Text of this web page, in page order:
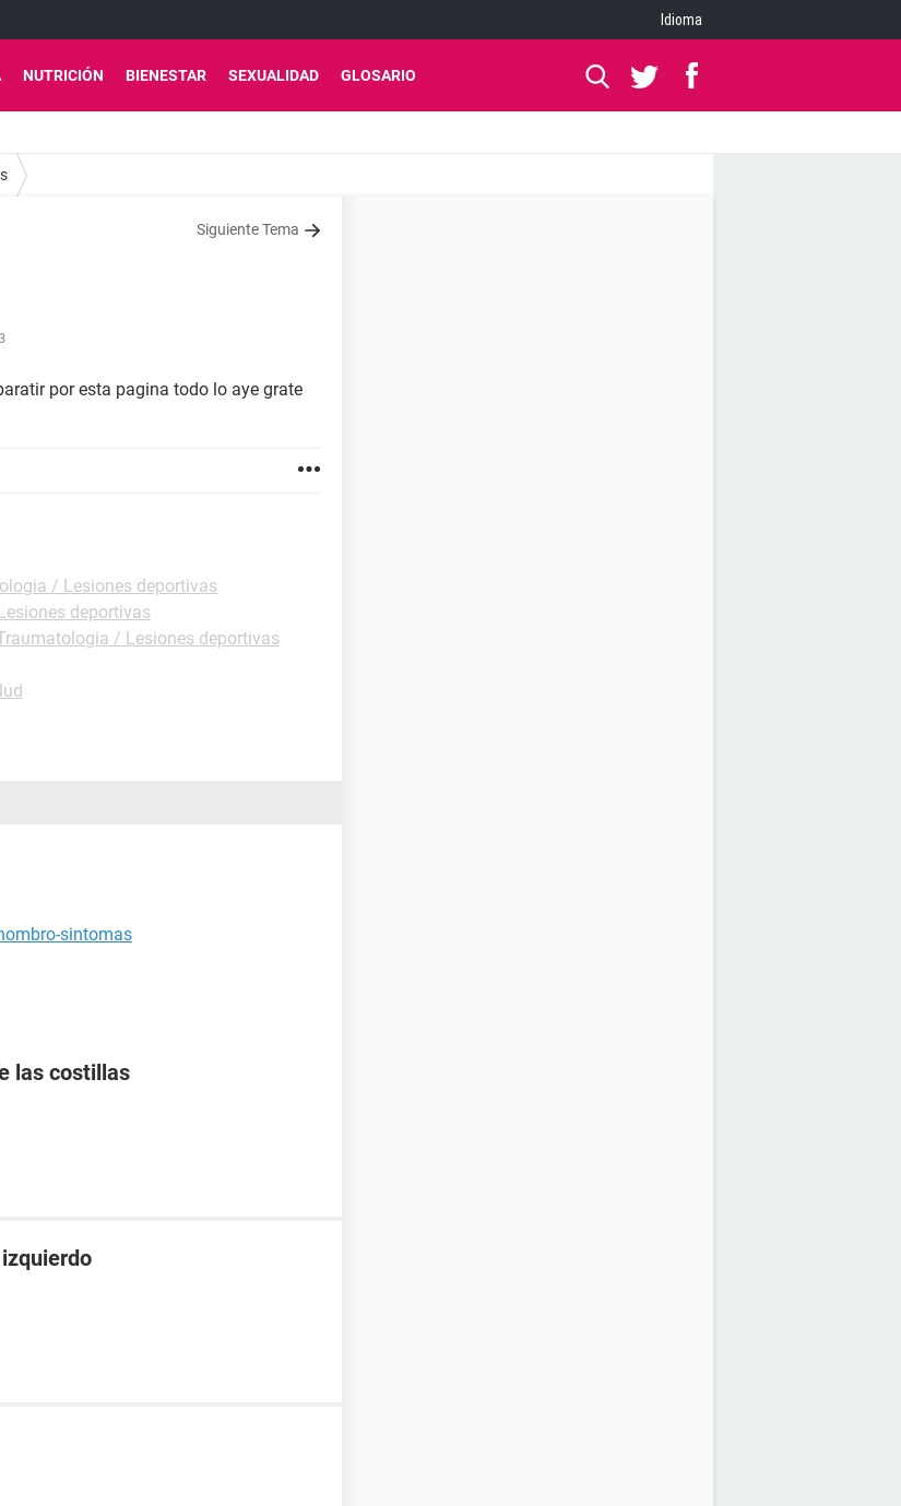
Idioma
NUTRICIÓN BIENESTAR SEXUALIDAD GLOSARIO
Siguiente Tema
por esta pagina todo lo aye grate
/ Lesiones deportivas
deportivas
/ Lesiones deportivas
sintomas
las costillas